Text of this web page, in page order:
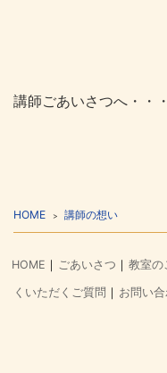
講師ごあいさつへ・・・
HOME 講師の想い
HOME ごあいさつ 教室の
くいただくご質問 お問い